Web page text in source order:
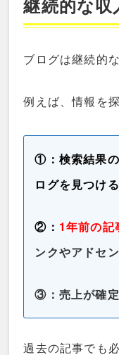
継続的な収
ブログは継続的
例えば、情報を
①：検索結果
ログを見つける
②： 1年前の記
ンクやアドセ
③：売上が確
過去の記事でも